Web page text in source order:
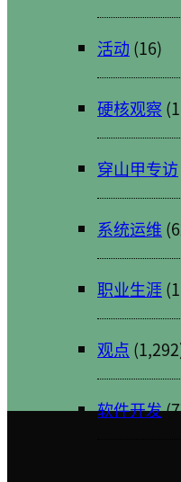
活动 (16)
硬核观察
穿山甲专访
系统运维
职业生涯
观点
软件开发